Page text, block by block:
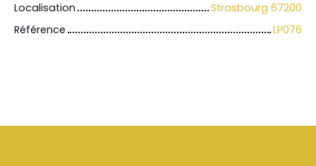
Localisation
Strasbourg 67200
Référence
LP076